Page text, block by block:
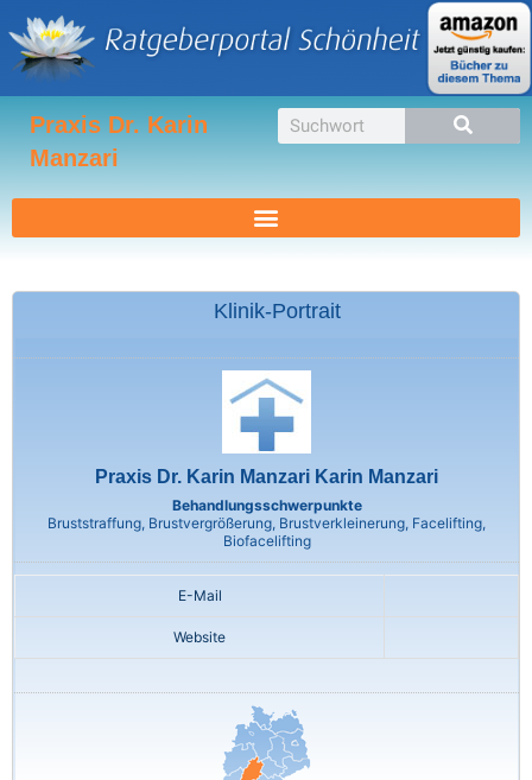
Inhalt
springen
Praxis Dr. Karin
Manzari
Suche
Klinik-Portrait
Praxis Dr. Karin Manzari Karin Manzari
Behandlungsschwerpunkte
Bruststraffung, Brustvergrößerung, Brustverkleinerung, Facelifting,
Biofacelifting
E-Mail
Website